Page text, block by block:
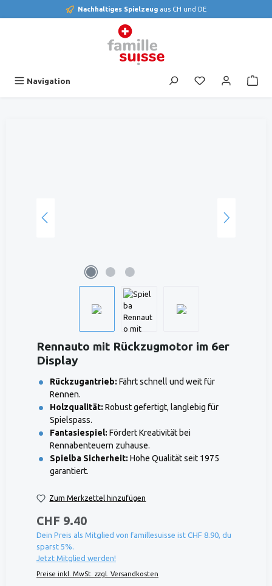
Nachhaltiges Spielzeug aus CH und DE
Navigation Du hast 0
Rennauto mit Rückzugmotor im 6er
Display
Rückzugantrieb: Fährt schnell und weit für
Rennen.
Holzqualität: Robust gefertigt, langlebig für
Spielspass.
Fantasiespiel: Fördert Kreativität bei
Rennabenteuern zuhause.
Spielba Sicherheit: Hohe Qualität seit 1975
garantiert.
Zum Merkzettel hinzufügen
CHF 9.40
Dein Preis als Mitglied von famillesuisse ist CHF 8.90, du
sparst 5%.
Jetzt Mitglied werden!
Preise inkl. MwSt. zzgl. Versandkosten